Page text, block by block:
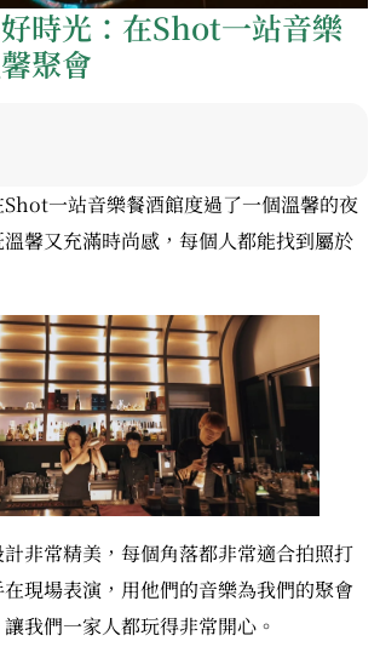
時光：在Shot一站音樂
聚會
一站音樂餐酒館度過了一個溫馨的夜
馨又充滿時尚感，每個人都能找到屬於
非常精美，每個角落都非常適合拍照打
現場表演，用他們的音樂為我們的聚會
我們一家人都玩得非常開心。